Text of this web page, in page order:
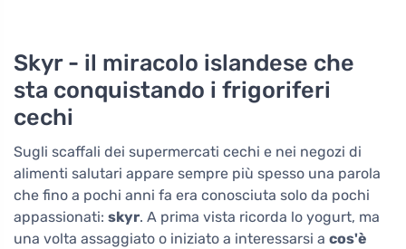
Skyr - il miracolo islandese che
sta conquistando i frigoriferi
cechi
Sugli scaffali dei supermercati cechi e nei negozi di
alimenti salutari appare sempre più spesso una parola
che fino a pochi anni fa era conosciuta solo da pochi
appassionati: skyr. A prima vista ricorda lo yogurt, ma
una volta assaggiato o iniziato a interessarsi a cos'è